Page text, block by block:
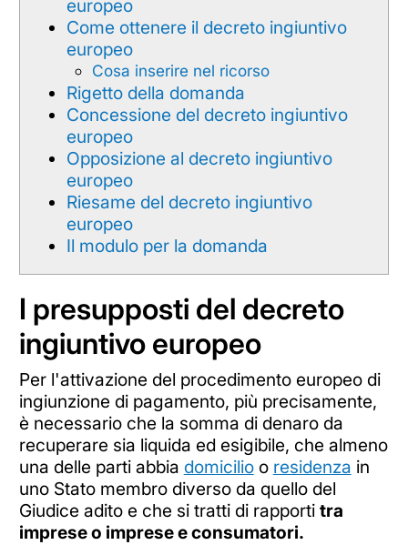
europeo
Come ottenere il decreto ingiuntivo
europeo
Cosa inserire nel ricorso
Rigetto della domanda
Concessione del decreto ingiuntivo
europeo
Opposizione al decreto ingiuntivo
europeo
Riesame del decreto ingiuntivo
europeo
Il modulo per la domanda
I presupposti del decreto
ingiuntivo europeo
Per l'attivazione del procedimento europeo di
ingiunzione di pagamento, più precisamente,
è necessario che la somma di denaro da
recuperare sia liquida ed esigibile, che almeno
una delle parti abbia domicilioo residenza in
uno Stato membro diverso da quello del
Giudice adito e che si tratti di rapporti tra
imprese o imprese e consumatori.